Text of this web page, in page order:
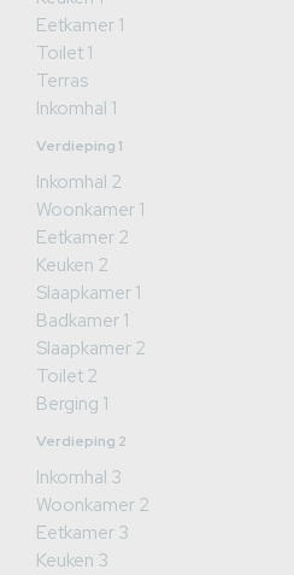
Eetkamer 1
Toilet 1
Terras
Inkomhal 1
Verdieping 1
Inkomhal 2
Woonkamer 1
Eetkamer 2
Keuken 2
Slaapkamer 1
Badkamer 1
Slaapkamer 2
Toilet 2
Berging 1
Verdieping 2
Inkomhal 3
Woonkamer 2
Eetkamer 3
Keuken 3